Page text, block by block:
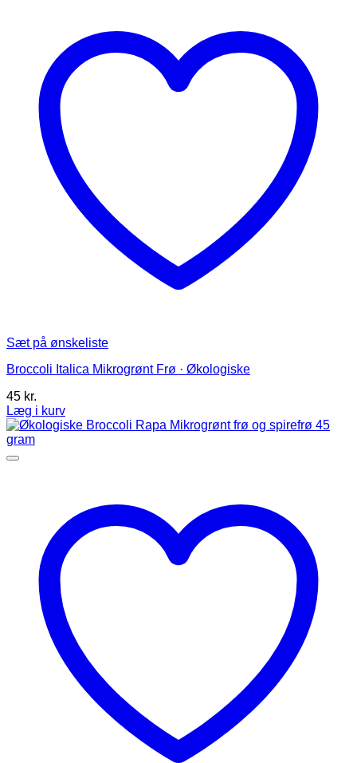
varesiden
Sæt på ønskeliste
Broccoli Italica Mikrogrønt Frø · Økologiske
45 kr.
Læg i kurv
Dette
vare
har
varesiden